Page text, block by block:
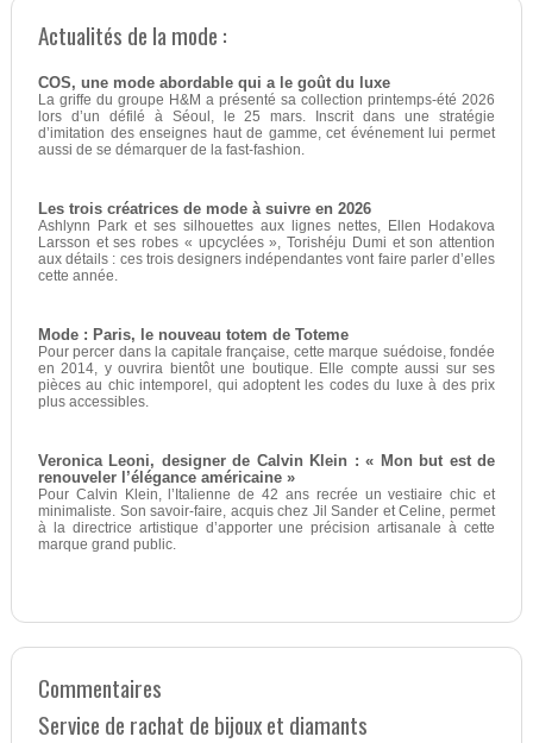
Actualités de la mode :
COS, une mode abordable qui a le goût du luxe
La griffe du groupe H&M a présenté sa collection printemps-été 2026
lors d’un défilé à Séoul, le 25 mars. Inscrit dans une stratégie
d’imitation des enseignes haut de gamme, cet événement lui permet
aussi de se démarquer de la fast-fashion.
Les trois créatrices de mode à suivre en 2026
Ashlynn Park et ses silhouettes aux lignes nettes, Ellen Hodakova
Larsson et ses robes « upcyclées », Torishéju Dumi et son attention
aux détails : ces trois designers indépendantes vont faire parler d’elles
cette année.
Mode : Paris, le nouveau totem de Toteme
Pour percer dans la capitale française, cette marque suédoise, fondée
en 2014, y ouvrira bientôt une boutique. Elle compte aussi sur ses
pièces au chic intemporel, qui adoptent les codes du luxe à des prix
plus accessibles.
Veronica Leoni, designer de Calvin Klein : « Mon but est de
renouveler l’élégance américaine »
Pour Calvin Klein, l’Italienne de 42 ans recrée un vestiaire chic et
minimaliste. Son savoir-faire, acquis chez Jil Sander et Celine, permet
à la directrice artistique d’apporter une précision artisanale à cette
marque grand public.
Commentaires
Service de rachat de bijoux et diamants